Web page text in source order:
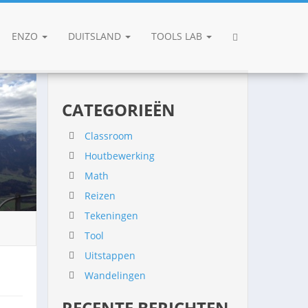
ENZO DUITSLAND TOOLS LAB
CATEGORIEËN
Classroom
Houtbewerking
Math
Reizen
Tekeningen
Tool
Uitstappen
Wandelingen